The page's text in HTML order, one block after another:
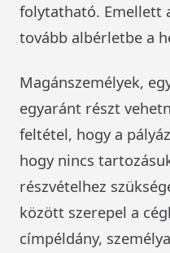
folytatható. Emellett
tovább albérletbe a
Magánszemélyek,
egyaránt részt
feltétel, hogy a
hogy nincs
részvételhez
között szerepel a
címpéldány,